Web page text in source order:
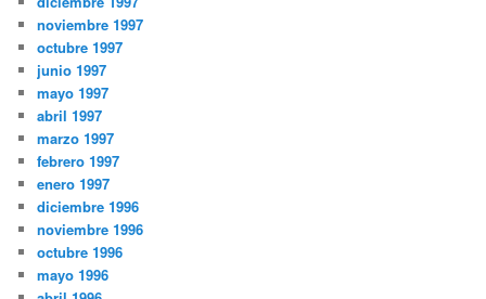
noviembre 1997
octubre 1997
junio 1997
mayo 1997
abril 1997
marzo 1997
febrero 1997
enero 1997
diciembre 1996
noviembre 1996
octubre 1996
mayo 1996